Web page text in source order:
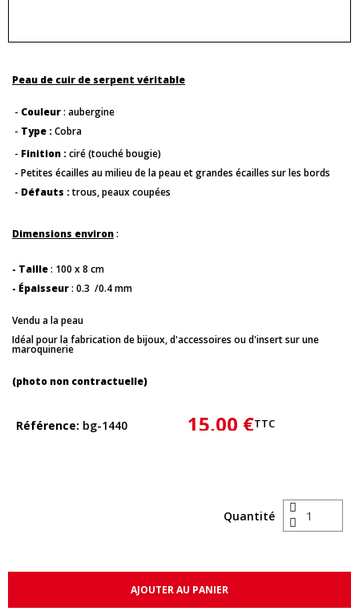
Peau de cuir de serpent véritable
- Couleur: aubergine
- Type :Cobra
- Finition :ciré (touché bougie)
- Petites écailles au milieu de la peau et grandes écailles sur les bords
- Défauts :trous, peaux coupées
Dimensions environ:
- Taille: 100 x 8 cm
- Épaisseur: 0.3 /0.4 mm
Vendu a la peau
Idéal pour la fabrication de bijoux, d'accessoires ou d'insert sur une
maroquinerie
(photo non contractuelle)
Référence bg-1440 15,00 €TTC
Quantité
AJOUTER AU PANIER